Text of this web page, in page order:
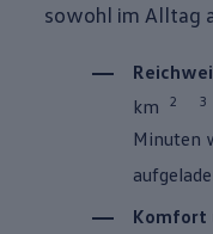
sowohl im Alltag
km
2 3
Minuten
Komfort